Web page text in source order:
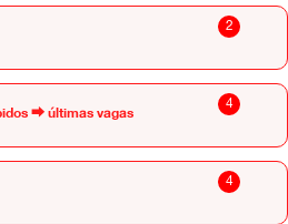
2
4
⮕ últimas vagas
4